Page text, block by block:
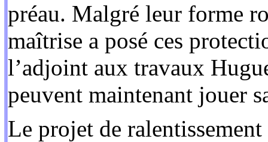
préau. Malgré leur forme
maîtrise a posé ces
l’adjoint aux travaux
peuvent maintenant jouer
Le projet de